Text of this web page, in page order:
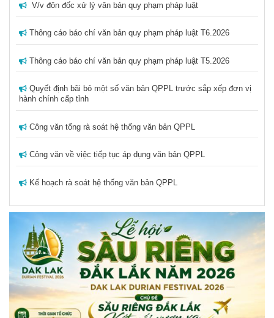
Số 57 + 58 ngày 21/5/2026
Số55ngày 17/4/2026
Số53 + 54ngày 09/4/2026
Số52 ngày 01/4/2026
Số51ngày 30/3/2026
ngày 30/3/2026
Số47 + 48ngày 25/3/2026
Số46ngày 16/3/2026
Số44 + 45 ngày 02/3/2026
Số39 + 40 ngày 04/02/2026
Số37 + 38 ngày 04/02/2026
Số35 + 36ngày 04/02/2026
33 + 34ngày 04/02/2026
Số31 + 32ngày 04/02/2026
V/v đôn đốc xử lý văn bản quy phạm pháp luật
Thông cáo báo chí văn bản quy phạm pháp luật T6.2026
Thông cáo báo chí văn bản quy phạm pháp luật T5.2026
Quyết định bãi bỏ một số văn bản QPPL trước sắp xếp đơn vị
hành chính cấp tỉnh
Công văn tổng rà soát hệ thống văn bản QPPL
Công văn về việc tiếp tục áp dụng văn bản QPPL
Kế hoạch rà soát hệ thống văn bản QPPL
Thông cáo báo chí T3.2026
Thông cáo Báo chí T2.2026
Thông cáo Báo chí T1.2026